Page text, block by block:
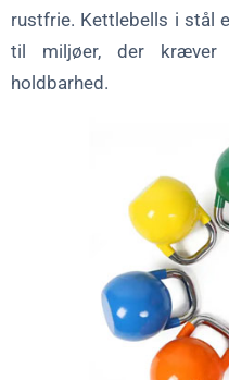
rustfrie. Kettlebells i stål
til miljøer, der kræver
holdbarhed.